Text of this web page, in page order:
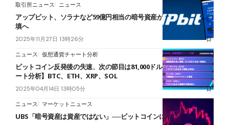
取引所ニュース ニュース
アップビット、ソラナなど59億円相当の暗号資産が不正流出 全額補
填へ
2025年11月27日 13時26分
ニュース 仮想通貨チャート分析
ビットコイン反発後の失速、次の節目は81,000ドル台【仮想通貨チャ
ート分析】BTC、ETH、XRP、SOL
2025年04月14日 13時05分
ニュース マーケットニュース
UBS「暗号資産は資産ではない」──ビットコインに厳しい警告